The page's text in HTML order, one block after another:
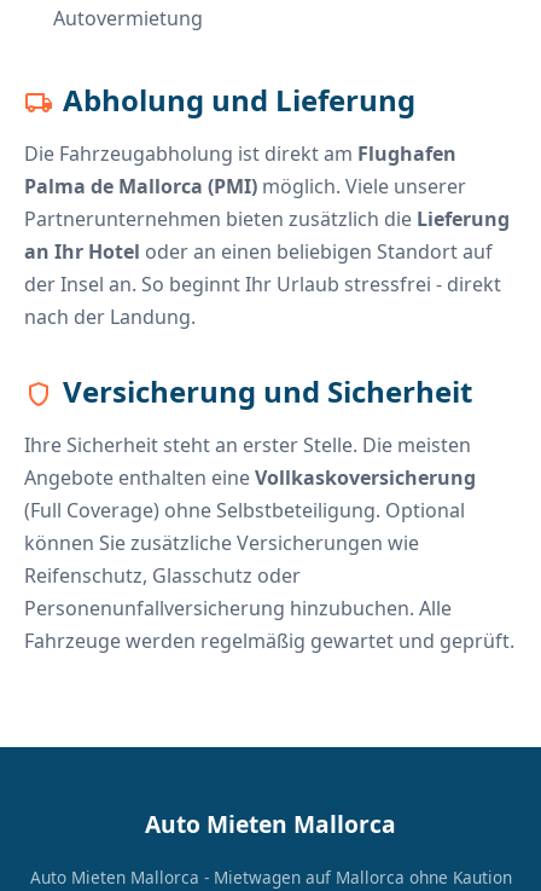
Autovermietung
local_shipping Abholung und Lieferung
Die Fahrzeugabholung ist direkt am Flughafen
Palma de Mallorca (PMI) möglich. Viele unserer
Partnerunternehmen bieten zusätzlich die Lieferung
an Ihr Hotel oder an einen beliebigen Standort auf
der Insel an. So beginnt Ihr Urlaub stressfrei - direkt
nach der Landung.
shield Versicherung und Sicherheit
Ihre Sicherheit steht an erster Stelle. Die meisten
Angebote enthalten eineVollkaskoversicherung
(Full Coverage) ohne Selbstbeteiligung. Optional
können Sie zusätzliche Versicherungen wie
Reifenschutz, Glasschutz oder
Personenunfallversicherung hinzubuchen. Alle
Fahrzeuge werden regelmäßig gewartet und geprüft.
Auto Mieten Mallorca
Auto Mieten Mallorca - Mietwagen auf Mallorca ohne Kaution